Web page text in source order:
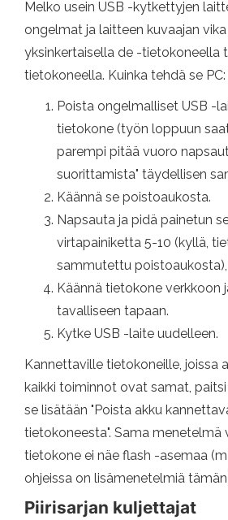
Melko usein USB -kytkettyjen
ongelmat ja laitteen kuvaajan
yksinkertaisella de -tietokoneella
tietokoneella. Kuinka tehdä se PC:
Poista ongelmalliset USB -
tietokone (työn loppuun
parempi pitää vuoro
suorittamista" täydellisen
Käännä se poistoaukosta.
Napsauta ja pidä painetun
virtapainiketta 5-10 (kyllä,
sammutettu
Käännä tietokone verkkoon
tavalliseen tapaan.
Kytke USB -laite uudelleen.
Kannettaville tietokoneille, joissa
kaikki toiminnot ovat samat,
se lisätään "Poista akku
tietokoneesta". Sama menetelmä
tietokone ei näe flash -asemaa
ohjeissa on lisämenetelmiä
Piirisarjan kuljettajat